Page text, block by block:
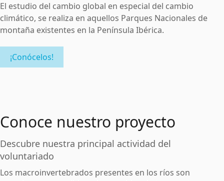
El estudio del cambio global en especial del cambio
climático, se realiza en aquellos Parques Nacionales de
montaña existentes en la Península Ibérica.
¡Conócelos!
Conoce nuestro proyecto
Descubre nuestra principal actividad del
voluntariado
Los macroinvertebrados presentes en los ríos son